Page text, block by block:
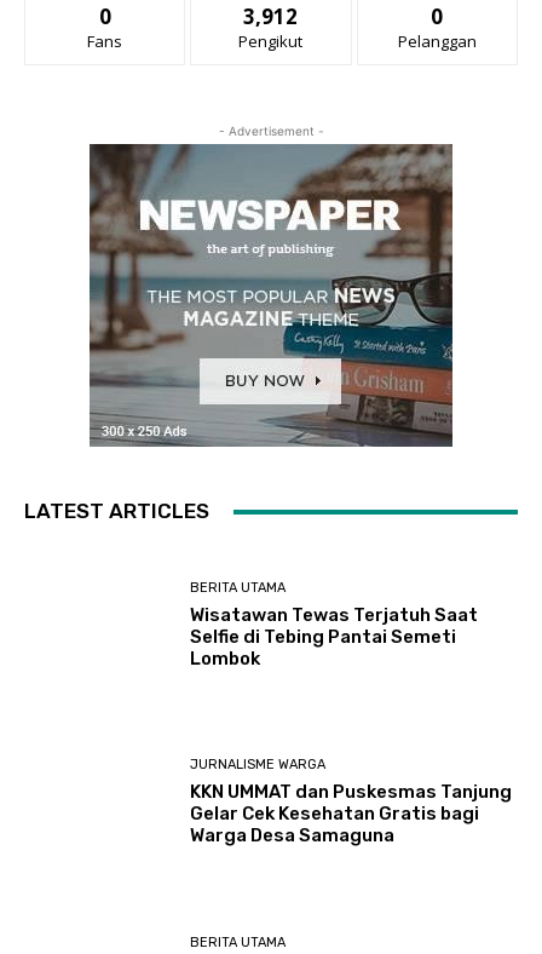
0
Fans
3,912
Pengikut
0
Pelanggan
- Advertisement -
LATEST ARTICLES
BERITA UTAMA
Wisatawan Tewas Terjatuh Saat
Selfie di Tebing Pantai Semeti
Lombok
JURNALISME WARGA
KKN UMMAT dan Puskesmas Tanjung
Gelar Cek Kesehatan Gratis bagi
Warga Desa Samaguna
BERITA UTAMA